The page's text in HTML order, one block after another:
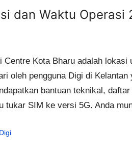
dan Waktu Operasi
Centre Kota Bharu adalah lokasi
oleh pengguna Digi di Kelantan
bantuan teknikal,
tukar SIM ke versi 5G. Anda
Categories
Digi